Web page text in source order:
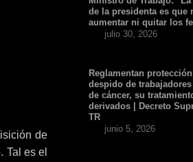
de
Tal es el
de la presidenta es que
aumentar ni quitar los
julio 30, 2026
Reglamentan
despido de
de cáncer, su
derivados | Decreto
TR
junio 5, 2026